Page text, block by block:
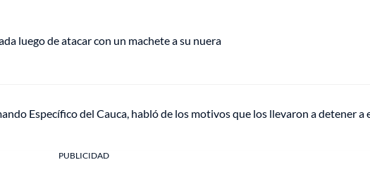
luego de atacar con un machete a su nuera
Específico del Cauca, habló de los motivos que los llevaron a detener a
PUBLICIDAD